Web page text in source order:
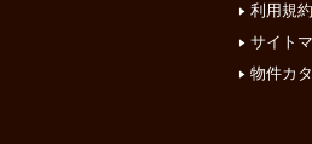
利用規約
サイト
物件カ